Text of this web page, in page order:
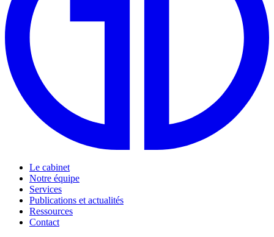
Le cabinet
Notre équipe
Services
Publications et actualités
Ressources
Contact